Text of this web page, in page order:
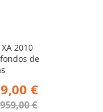
2010
de
€
959,00 €